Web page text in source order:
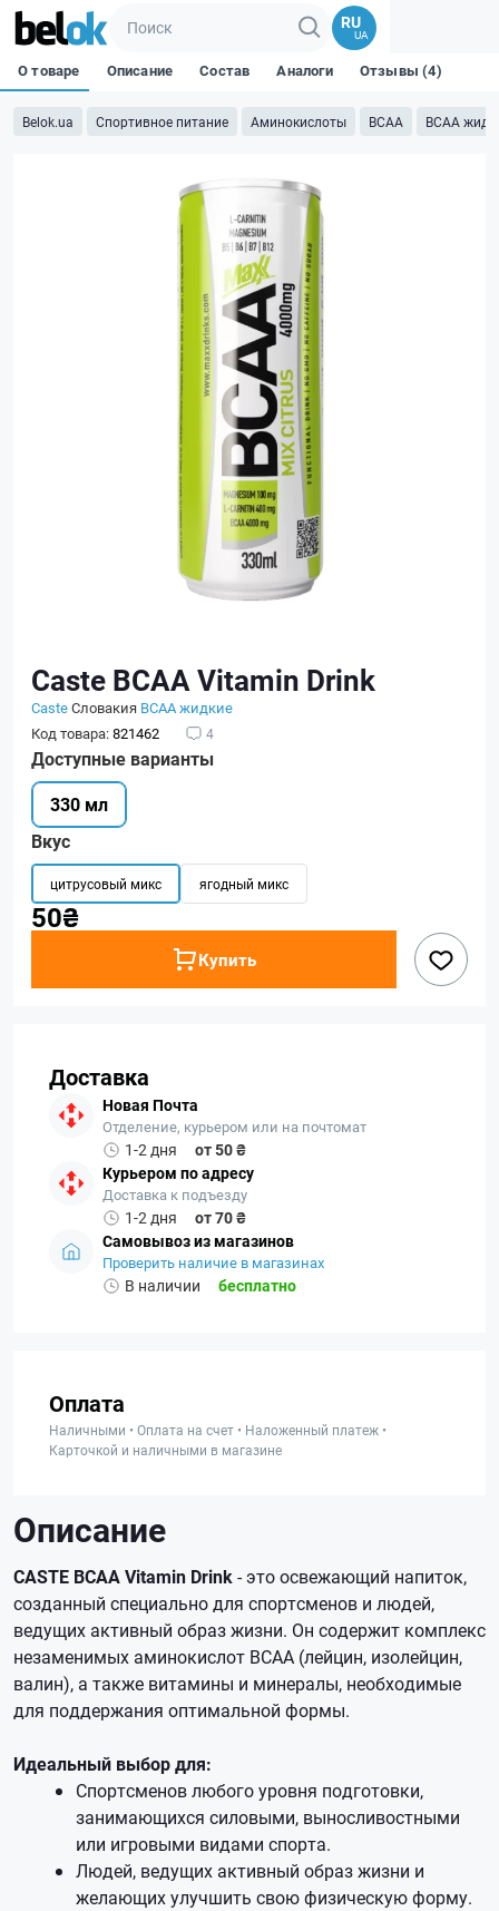
RU
UA
Belok.ua Спортивное питание Аминокислоты BCAA BCAA
О товаре Описание Состав Аналоги Отзывы (4)
Caste BCAA Vitamin Drink
CasteСловакия BCAA жидкие
Код товара:821462 4
Доступные варианты
330 мл
Вкус
цитрусовый микс ягодный микс
50₴
Купить
Доставка
Новая Почта
Отделение, курьером или на почтомат
1-2 дня
от 50 ₴
Курьером по адресу
Доставка к подъезду
1-2 дня
от 70 ₴
Самовывоз из магазинов
Проверить наличие в магазинах
В наличии бесплатно
Оплата
Наличными • Оплата на счет • Наложенный платеж •
Карточкой и наличными в магазине
Описание
CASTE BCAA Vitamin Drink- это освежающий напиток,
созданный специально для спортсменов и людей,
ведущих активный образ жизни. Он содержит комплекс
незаменимых аминокислот BCAA (лейцин, изолейцин,
валин), а также витамины и минералы, необходимые
для поддержания оптимальной формы.
Идеальный выбор для:
Спортсменов любого уровня подготовки,
занимающихся силовыми, выносливостными
или игровыми видами спорта.
Людей, ведущих активный образ жизни и
желающих улучшить свою физическую форму.